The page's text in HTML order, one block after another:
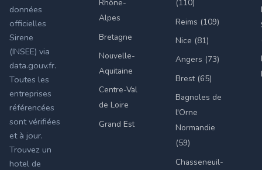
données
officielles
Sirene
(INSEE) via
data.gouv.fr.
Toutes les
entreprises
référencées
sont vérifiées
et à jour.
Trouvez un
hotel de
Rhône-
Alpes
Bretagne
Nouvelle-
Aquitaine
Centre-Val
de Loire
Grand Est
(110)
Reims (109)
Nice (81)
Angers (73)
Brest (65)
Bagnoles de
l'Orne
Normandie
(59)
Chasseneuil-